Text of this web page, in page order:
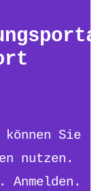
können Sie
nutzen.